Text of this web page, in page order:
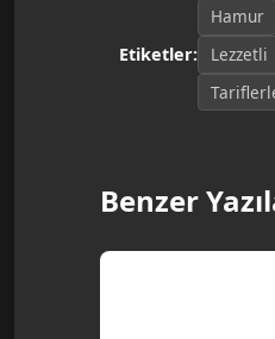
Etiketler:
Hamur
Lezzetli
Benzer